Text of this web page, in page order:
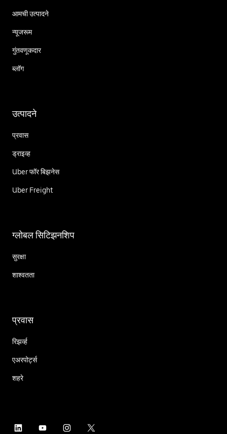
आमची उत्पादने
न्यूजरूम
गुंतवणूकदार
ब्लॉग
उत्पादने
प्रवास
ड्राइव्ह
Uber फॉर बिझनेस
Uber Freight
ग्लोबल सिटिझनशिप
सुरक्षा
शाश्वतता
प्रवास
रिझर्व्ह
एअरपोर्ट्स
शहरे